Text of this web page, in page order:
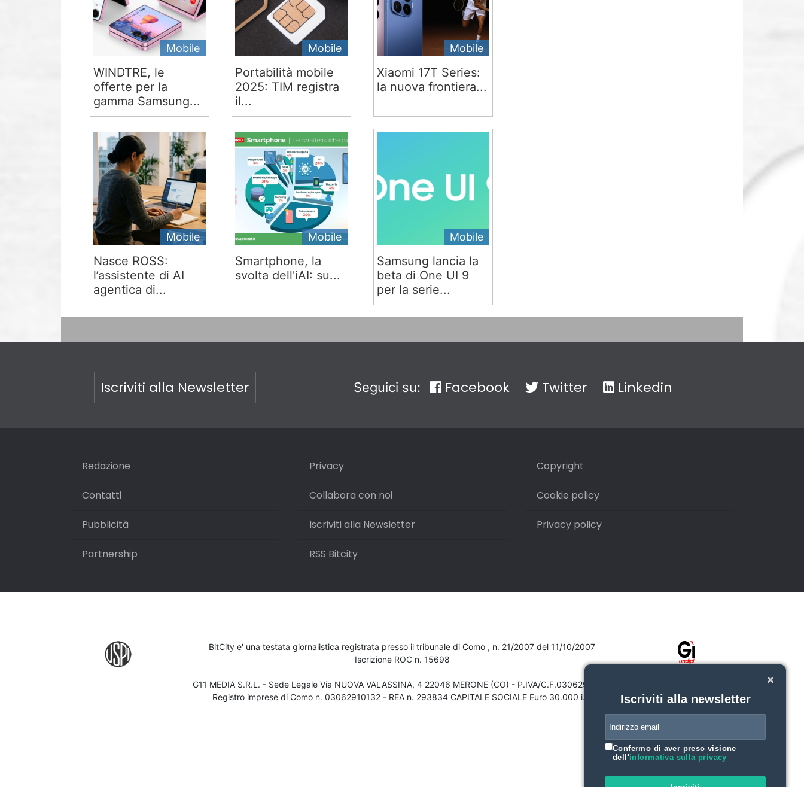
Mobile
WINDTRE, le
offerte per la
gamma Samsung...
Mobile
Portabilità mobile
2025: TIM registra
il...
Mobile
Xiaomi 17T Series:
la nuova frontiera...
Mobile
Nasce ROSS:
l’assistente di AI
agentica di...
Mobile
Smartphone, la
svolta dell'iAI: su...
Mobile
Samsung lancia la
beta di One UI 9
per la serie...
Iscriviti alla Newsletter Seguici su: Facebook Twitter Linkedin
Redazione
Contatti
Pubblicità
Partnership
Privacy
Collabora con noi
Iscriviti alla Newsletter
RSS Bitcity
Copyright
Cookie policy
Privacy policy
BitCity e' una testata giornalistica registrata presso il tribunale di Como , n. 21/2007 del 11/10/2007
Iscrizione ROC n. 15698
G11 MEDIA S.R.L. - Sede Legale Via NUOVA VALASSINA, 4 22046 MERONE (CO) - P.IVA/C.F.03062910132
Registro imprese di Como n. 03062910132 - REA n. 293834 CAPITALE SOCIALE Euro 30.000 i.v.
Iscriviti alla newsletter
Confermo di aver preso visione
dell'informativa sulla privacy